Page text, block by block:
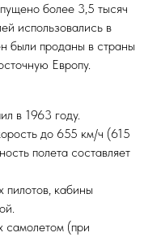
более 3,5 тысяч
использовались в
были проданы в страны
Европу.
в 1963 году.
до 655 км/ч (615
полета составляет
пилотов, кабины
самолетом (при